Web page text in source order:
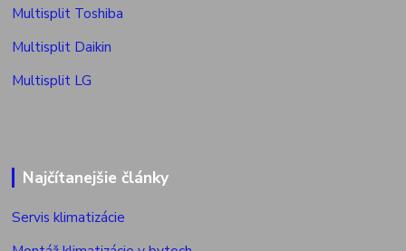
Multisplit Toshiba
Multisplit Daikin
Multisplit LG
Najčítanejšie články
Servis klimatizácie